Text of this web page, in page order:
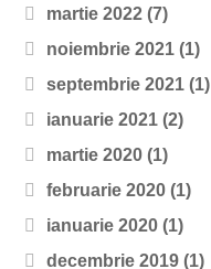
martie 2022 (7)
noiembrie 2021 (1)
septembrie 2021 (1)
ianuarie 2021 (2)
martie 2020 (1)
februarie 2020 (1)
ianuarie 2020 (1)
decembrie 2019 (1)